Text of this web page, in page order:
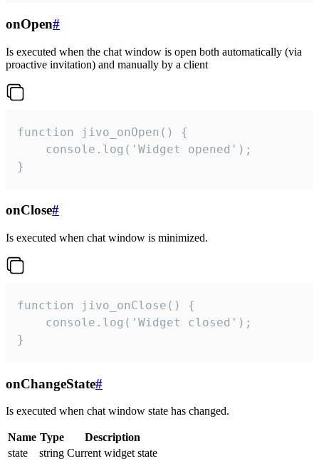
onOpen#
Is executed when the chat window is open both automatically (via
proactive invitation) and manually by a client
function jivo_onOpen() {
    console.log('Widget opened');
}
onClose#
Is executed when chat window is minimized.
function jivo_onClose() {
    console.log('Widget closed');
}
onChangeState#
Is executed when chat window state has changed.
Name Type
Description
state
string Current widget state